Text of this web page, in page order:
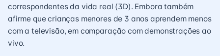
correspondentes da vida real (3D). Embora também
afirme que crianças menores de 3 anos aprendem menos
com a televisão, em comparação com demonstrações ao
vivo.